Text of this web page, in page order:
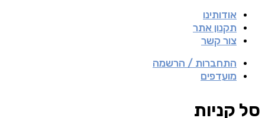
אודותינו
תקנון אתר
צור קשר
התחברות / הרשמה
מועדפים
סל קניות